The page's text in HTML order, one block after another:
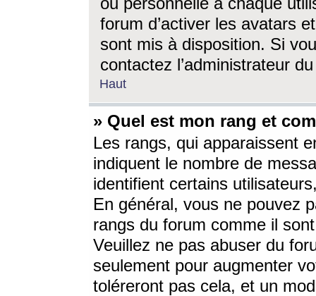
forum d’activer les avatars
sont mis à disposition. Si
contactez l’administrateur
Haut
» Quel est mon rang et
Les rangs, qui apparaissent
indiquent le nombre de
identifient certains
En général, vous ne pouvez
rangs du forum comme il
Veuillez ne pas abuser du
seulement pour augmenter
toléreront pas cela, et un